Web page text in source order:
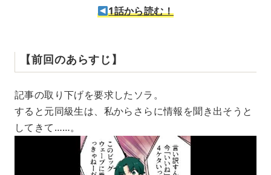
1話から読む！
【前回のあらすじ】
記事の取り下げを要求したソラ。
すると元同級生は、私からさらに情報を聞き出そうと
してきて……。